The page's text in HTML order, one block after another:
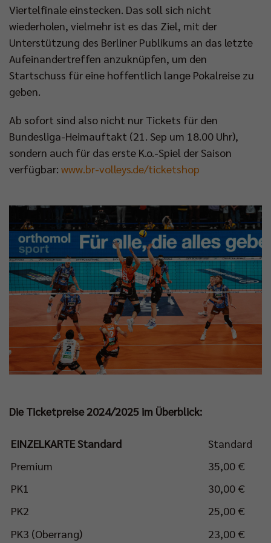
Viertelfinale einstecken. Das soll sich nicht
wiederholen, vielmehr ist es das Ziel, mit der
Unterstützung des Berliner Publikums an das letzte
Aufeinandertreffen anzuknüpfen, um den
Startschuss für eine hoffentlich lange Pokalreise zu
geben.
Ab sofort sind also nicht nur Tickets für den
Bundesliga-Heimauftakt (21. Sep um 18.00 Uhr),
sondern auch für das erste K.o.-Spiel der Saison
verfügbar: www.br-volleys.de/ticketshop
Die Ticketpreise 2024/2025 im Überblick:
EINZELKARTE Standard
Standard
Premium
35,00 €
PK1
30,00 €
PK2
25,00 €
PK3 (Oberrang)
23,00 €